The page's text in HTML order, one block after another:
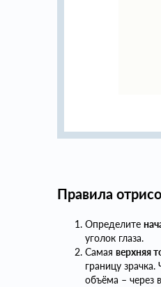
Правила
Определите
уголок глаза.
Самая верхняя
границу
объёма – через